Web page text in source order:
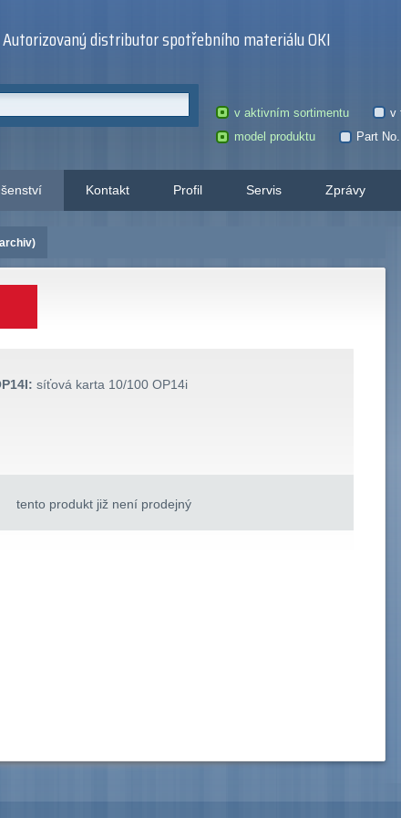
Autorizovaný distributor spotřebního materiálu OKI
v aktivním sortimentu
v
model produktu
Part
Kontakt Profil Servis Zprávy
síťová karta 10/100 OP14i
tento produkt již není prodejný